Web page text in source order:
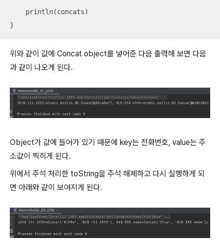
    println(concats)
}
위와 같이 값에 Concat object를 넣어준 다음 출력해 보면 다음
과 같이 나오게 된다.
Object가 값에 들어가 있기 때문에 key는 전화번호, value는 주
소값이 찍히게 된다.
위에서 주석 처리한 toString을 주석 해제하고 다시 실행하게 되
면 아래와 같이 보여지게 된다.